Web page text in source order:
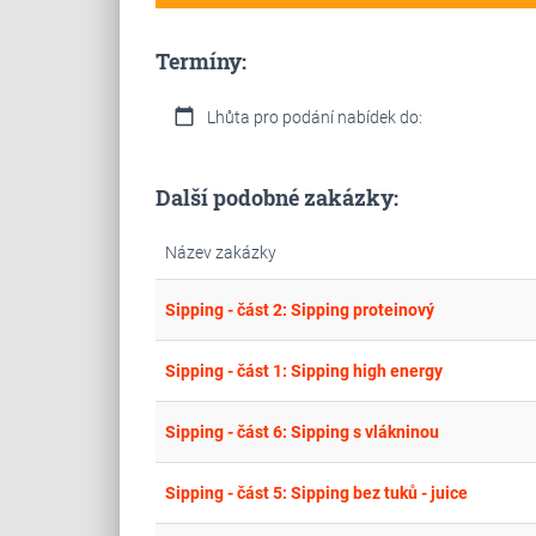
Termíny:
calendar_today Lhůta pro podání nabídek do:
Další podobné zakázky:
Název zakázky
Sipping - část 2: Sipping proteinový
Sipping - část 1: Sipping high energy
Sipping - část 6: Sipping s vlákninou
Sipping - část 5: Sipping bez tuků - juice